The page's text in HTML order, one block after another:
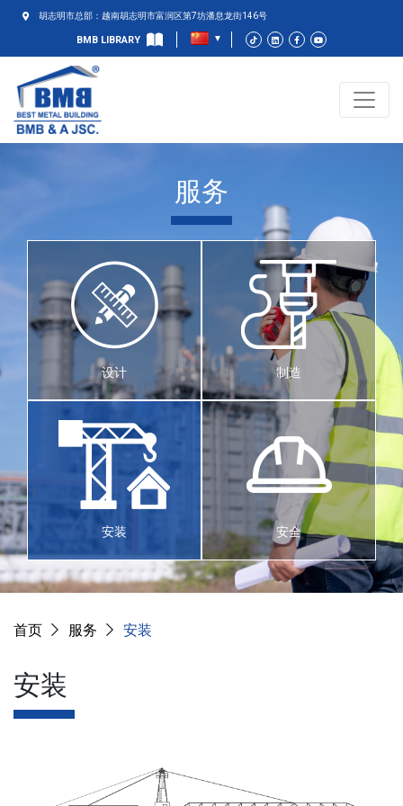
胡志明市总部：越南胡志明市富润区第7坊潘息龙街146号
BMB LIBRARY
服务
设计 制造
安装 安全
首页 服务 安装
安装